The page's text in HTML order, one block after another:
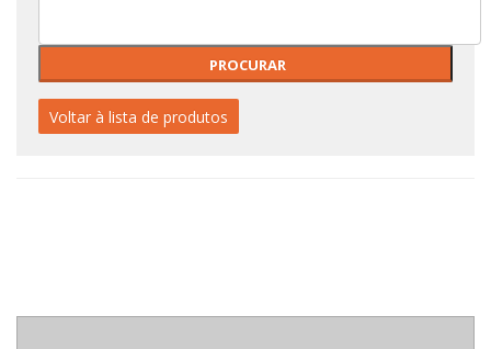
Voltar à lista de produtos